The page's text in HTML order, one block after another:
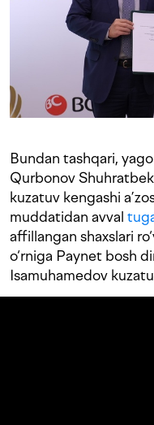
Bundan tashqari,
Qurbonov
kuzatuv kengashi
muddatidan avval
affillangan shaxslari
o‘rniga Paynet bosh
Isamuhamedov